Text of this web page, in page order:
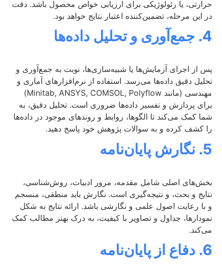
حرارتی، یا رئولوژیکی برای ارزیابی خواص محصول باشد. دقت
در این مرحله، تضمین‌کننده اعتبار نتایج خواهد بود.
4. جمع‌آوری و تحلیل داده‌ها
پس از اجرای آزمایش‌ها یا شبیه‌سازی‌ها، نوبت به جمع‌آوری و
تحلیل دقیق داده‌ها می‌رسد. استفاده از نرم‌افزارهای آماری و
مهندسی (مانند Minitab, ANSYS, COMSOL, Polyflow)
برای پردازش و تفسیر داده‌ها ضروری است. تحلیل دقیق، به
شما کمک می‌کند تا الگوها، روابط و روندهای موجود در داده‌ها
را کشف کرده و به سوالات پژوهش خود پاسخ دهید.
5. نگارش پایان‌نامه
بخش‌های اصلی شامل مقدمه، مرور ادبیات، روش‌شناسی،
نتایج و بحث، و نتیجه‌گیری است. نگارش باید منطقی، منسجم
و با رعایت اصول علمی و نگارشی باشد. ارائه نتایج به شکل
نمودارها، جداول و تصاویر با کیفیت، به درک بهتر مطالب کمک
می‌کند.
6. دفاع از پایان‌نامه